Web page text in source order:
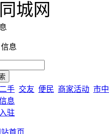
城网
信息
二手 交友 便民 商家活动 市
息
驻
站首页